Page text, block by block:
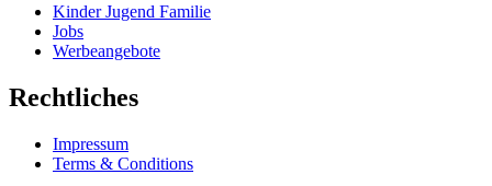
Kinder Jugend Familie
Jobs
Werbeangebote
Rechtliches
Impressum
Terms & Conditions